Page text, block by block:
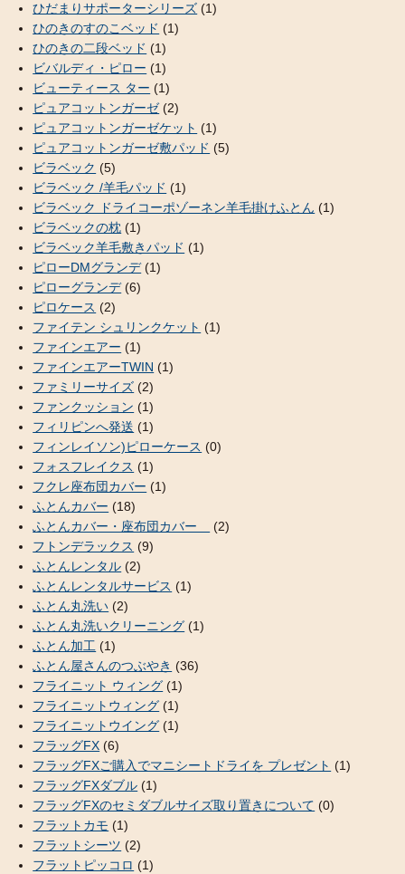
ひだまりサポーターシリーズ (1)
ひのきのすのこベッド (1)
ひのきの二段ベッド (1)
ビバルディ・ピロー (1)
ビューティース ター (1)
ピュアコットンガーゼ(2)
ピュアコットンガーゼケット (1)
ピュアコットンガーゼ敷パッド (5)
ビラベック (5)
ビラベック /羊毛パッド (1)
ビラベック ドライコーポゾーネン羊毛掛けふとん (1)
ビラベックの枕 (1)
ビラベック羊毛敷きパッド (1)
ピローDMグランデ(1)
ピローグランデ(6)
ピロケース (2)
ファイテン シュリンクケット (1)
ファインエアー (1)
ファインエアーTWIN (1)
ファミリーサイズ (2)
ファンクッション (1)
フィリピンへ発送 (1)
フィンレイソン)ピローケース (0)
フォスフレイクス (1)
フクレ座布団カバー (1)
ふとんカバー (18)
ふとんカバー・座布団カバー
(2)
フトンデラックス (9)
ふとんレンタル (2)
ふとんレンタルサービス (1)
ふとん丸洗い (2)
ふとん丸洗いクリーニング (1)
ふとん加工 (1)
ふとん屋さんのつぶやき (36)
フライニット ウィング (1)
フライニットウィング (1)
フライニットウイング (1)
フラッグFX (6)
フラッグFXご購入でマニシートドライを プレゼント (1)
フラッグFXダブル (1)
フラッグFXのセミダブルサイズ取り置きについて (0)
フラットカモ (1)
フラットシーツ (2)
フラットピッコロ (1)